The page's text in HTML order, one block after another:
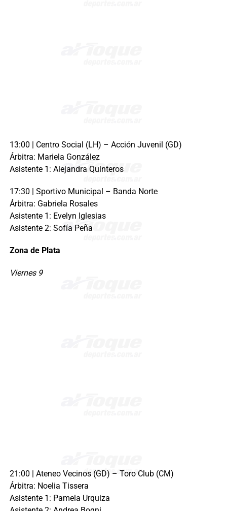
13:00 | Centro Social (LH) – Acción Juvenil (GD)
Árbitra: Mariela González
Asistente 1: Alejandra Quinteros
17:30 | Sportivo Municipal – Banda Norte
Árbitra: Gabriela Rosales
Asistente 1: Evelyn Iglesias
Asistente 2: Sofía Peña
Zona de Plata
Viernes 9
21:00 | Ateneo Vecinos (GD) – Toro Club (CM)
Árbitra: Noelia Tissera
Asistente 1: Pamela Urquiza